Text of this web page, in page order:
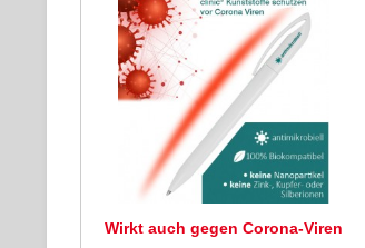
Wirkt auch gegen Corona-Viren